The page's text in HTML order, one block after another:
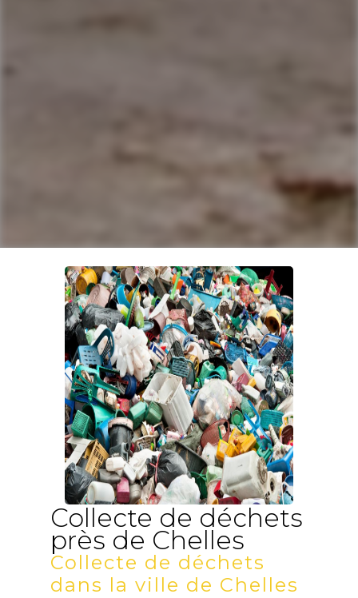
Collecte de déchets
près de Chelles
Collecte de déchets
dans la ville de Chelles